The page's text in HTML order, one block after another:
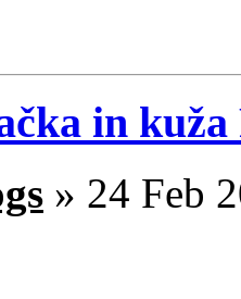
in kuža
» 24 Feb